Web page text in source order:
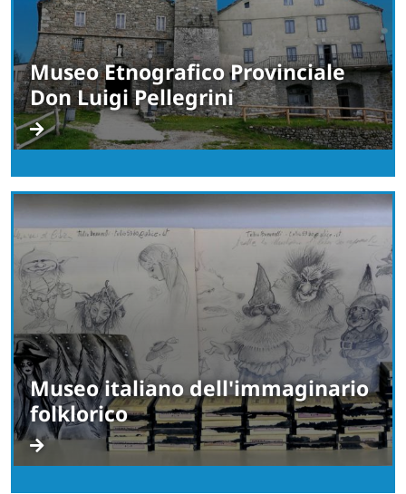
Museo Etnografico Provinciale
Don Luigi Pellegrini
Museo italiano dell'immaginario
folklorico